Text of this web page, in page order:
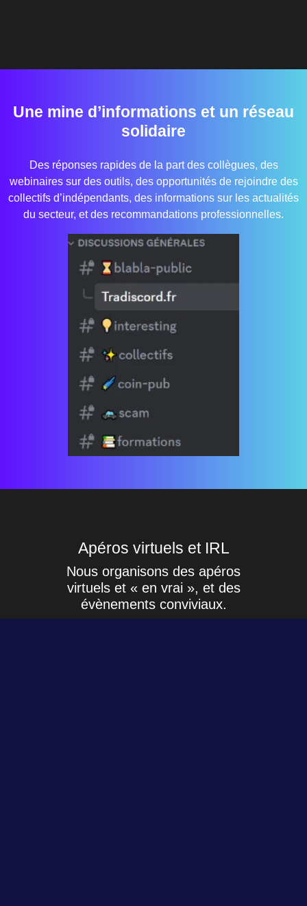
Une mine d’informations et un réseau
solidaire
Des réponses rapides de la part des collègues, des
webinaires sur des outils, des opportunités de rejoindre des
collectifs d’indépendants, des informations sur les actualités
du secteur, et des recommandations professionnelles.
Apéros virtuels et IRL
Nous organisons des apéros
virtuels et « en vrai », et des
évènements conviviaux.